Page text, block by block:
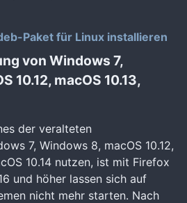
Paket für Linux installieren
von Windows 7,
10.12, macOS 10.13,
der veralteten
7, Windows 8, macOS 10.12,
10.14 nutzen, ist mit Firefox
und höher lassen sich auf
nicht mehr starten. Nach